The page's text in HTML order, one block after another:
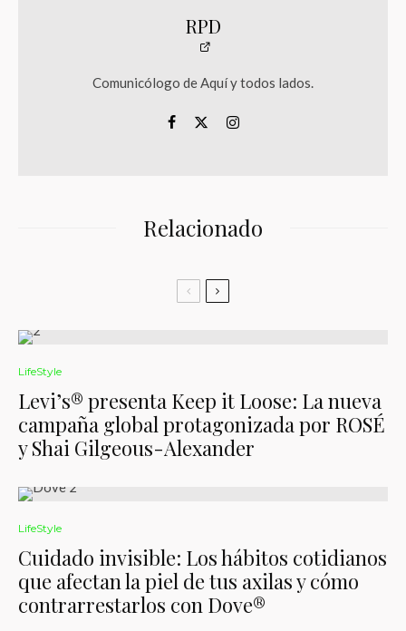
RPD
Comunicólogo de Aquí y todos lados.
Relacionado
LifeStyle
Levi’s® presenta Keep it Loose: La nueva
campaña global protagonizada por ROSÉ
y Shai Gilgeous-Alexander
LifeStyle
Cuidado invisible: Los hábitos cotidianos
que afectan la piel de tus axilas y cómo
contrarrestarlos con Dove®️